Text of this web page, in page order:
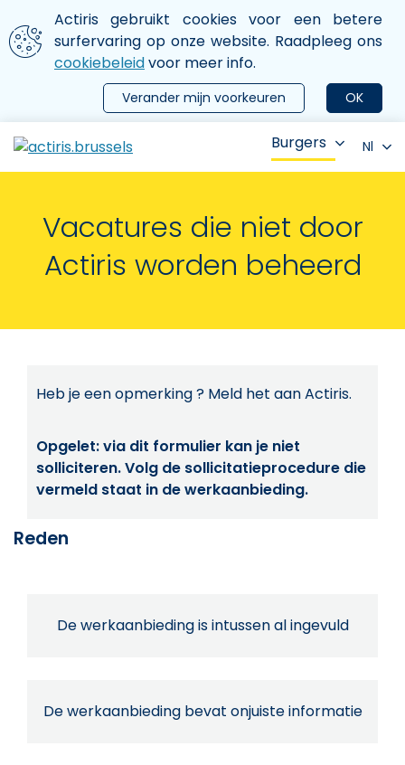
Aller au contenu principal
We gebruiken cookies
Actiris gebruikt cookies voor een betere
surfervaring op onze website. Raadpleeg ons
cookiebeleidvoor meer info.
OK
Verander mijn voorkeuren
le menu
Burgers Nl
Vacatures die niet door
Actiris worden beheerd
Heb je een opmerking ? Meld het aan Actiris.
Opgelet: via dit formulier kan je niet
solliciteren. Volg de sollicitatieprocedure die
vermeld staat in de werkaanbieding.
Reden
De werkaanbieding is intussen al ingevuld
De werkaanbieding bevat onjuiste informatie